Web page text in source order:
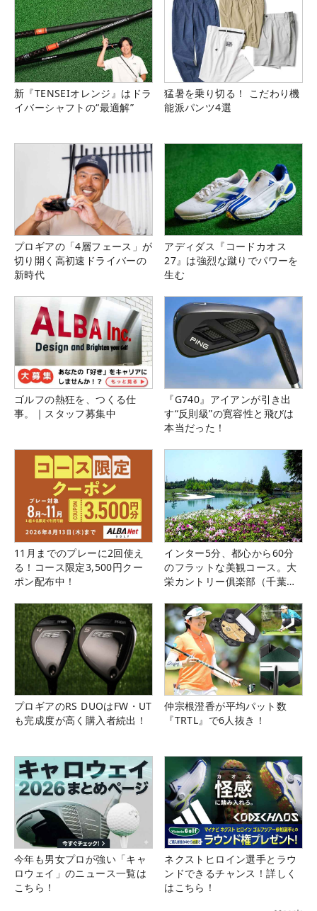
新『TENSEIオレンジ』はドラ
イバーシャフトの“最適解”
猛暑を乗り切る！ こだわり機
能派パンツ4選
プロギアの「4層フェース」が
切り開く高初速ドライバーの
新時代
アディダス『コードカオス
27』は強烈な蹴りでパワーを
生む
ゴルフの熱狂を、つくる仕
事。｜スタッフ募集中
『G740』アイアンが引き出
す“反則級”の寛容性と飛びは
本当だった！
11月までのプレーに2回使え
る！コース限定3,500円クー
ポン配布中！
インター5分、都心から60分
のフラットな美観コース。大
栄カントリー俱楽部（千葉
プロギアのRS DUOはFW・UT
も完成度が高く購入者続出！
仲宗根澄香が平均パット数
『TRTL』で6人抜き！
今年も男女プロが強い「キャ
ロウェイ」のニュース一覧は
こちら！
ネクストヒロイン選手とラウ
ンドできるチャンス！詳しく
はこちら！